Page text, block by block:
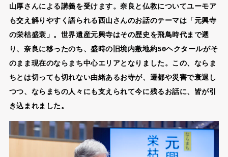
山厚さんによる講義を受けます。奈良と仏教についてユーモア
も交え解りやすく語られる西山さんのお話のテーマは「元興寺
の栄枯盛衰」。世界遺産元興寺はその歴史を飛鳥時代まで遡
り、奈良に移ったのち、盛時の旧境内敷地約50ヘクタールがそ
のまま現在のならまち中心エリアとなりました。この、ならま
ちとは切っても切れない由緒あるお寺が、遷都や災害で衰退し
つつ、ならまちの人々にも支えられて今に残るお話に、皆が引
き込まれました。